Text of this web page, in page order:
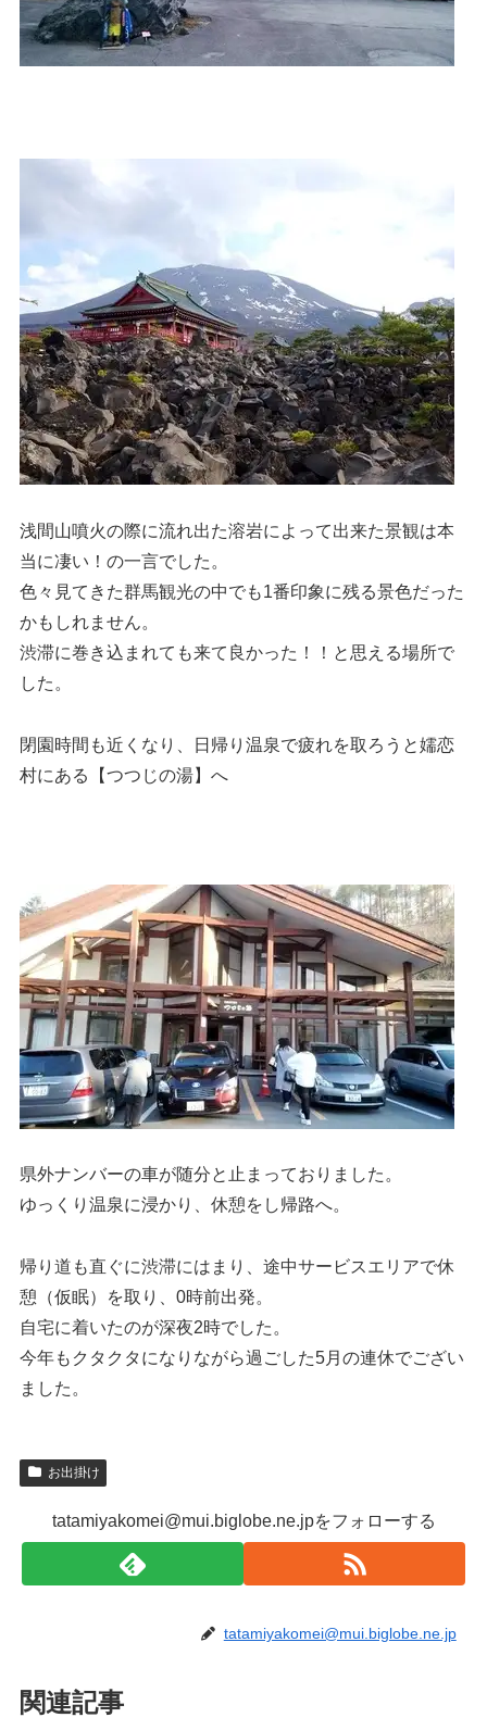
浅間山噴火の際に流れ出た溶岩によって出来た景観は本
当に凄い！の一言でした。
色々見てきた群馬観光の中でも1番印象に残る景色だった
かもしれません。
渋滞に巻き込まれても来て良かった！！と思える場所で
した。
閉園時間も近くなり、日帰り温泉で疲れを取ろうと嬬恋
村にある【つつじの湯】へ
県外ナンバーの車が随分と止まっておりました。
ゆっくり温泉に浸かり、休憩をし帰路へ。
帰り道も直ぐに渋滞にはまり、途中サービスエリアで休
憩（仮眠）を取り、0時前出発。
自宅に着いたのが深夜2時でした。
今年もクタクタになりながら過ごした5月の連休でござい
ました。
お出掛け
tatamiyakomei@mui.biglobe.ne.jpをフォローする
tatamiyakomei@mui.biglobe.ne.jp
関連記事